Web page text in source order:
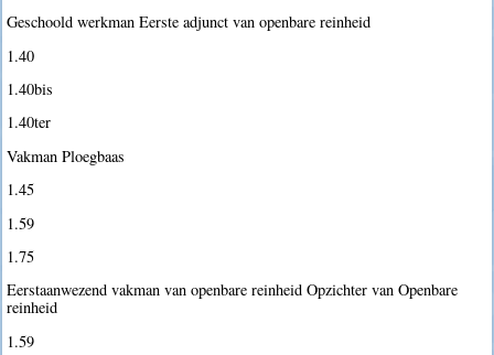
Geschoold werkman Eerste adjunct van openbare reinheid
1.40
1.40bis
1.40ter
Vakman Ploegbaas
1.45
1.59
1.75
Eerstaanwezend vakman van openbare reinheid Opzichter van Openbare
reinheid
1.59